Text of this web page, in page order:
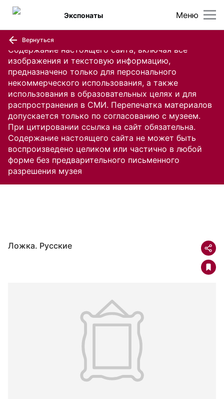
Содержание настоящего сайта, включая все
изображения и текстовую информацию,
предназначено только для персонального
некоммерческого использования, а также
использования в образовательных целях и для
распространения в СМИ. Перепечатка материалов
допускается только по согласованию с музеем.
При цитировании ссылка на сайт обязательна.
Содержание настоящего сайта не может быть
воспроизведено целиком или частично в любой
форме без предварительного письменного
разрешения музея
Меню
Экспонаты
Вернуться
Ложка. Русские